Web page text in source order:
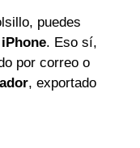
puedes
. Eso sí,
por correo o
, exportado